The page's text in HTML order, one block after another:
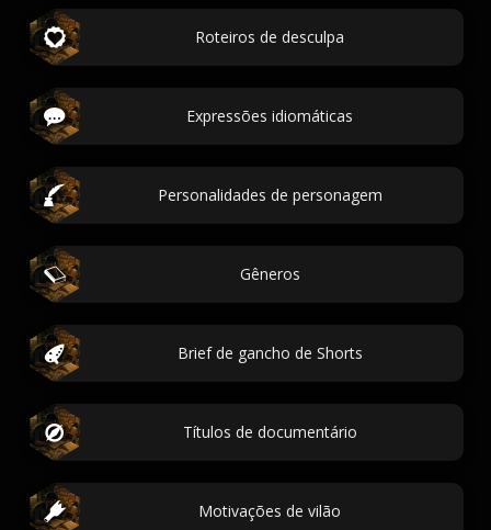
Roteiros de desculpa
Expressões idiomáticas
Personalidades de personagem
Gêneros
Brief de gancho de Shorts
Títulos de documentário
Motivações de vilão